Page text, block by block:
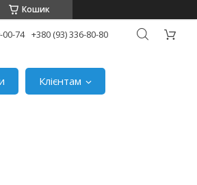
Кошик
00-74 +380 (93) 336-80-80
Клієнтам